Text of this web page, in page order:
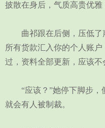
披散在身后，气质高贵优雅
曲祁跟在后侧，压低了
所有货款汇入你的个人账
过，资料全部更新，应该不
“应该？”她停下脚步，
就会有人被制裁。